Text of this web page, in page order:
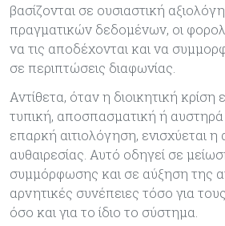
βασίζονται σε ουσιαστική
πραγματικών δεδομένων, οι
να τις αποδέχονται και να
σε περιπτώσεις διαφωνίας.
Αντίθετα, όταν η διοικητική
τυπική, αποσπασματική ή αυστηρά
επαρκή αιτιολόγηση, ενισχύεται η
αυθαιρεσίας. Αυτό οδηγεί σε
συμμόρφωσης και σε αύξηση της
αρνητικές συνέπειες τόσο για
όσο και για το ίδιο το σύστημα.